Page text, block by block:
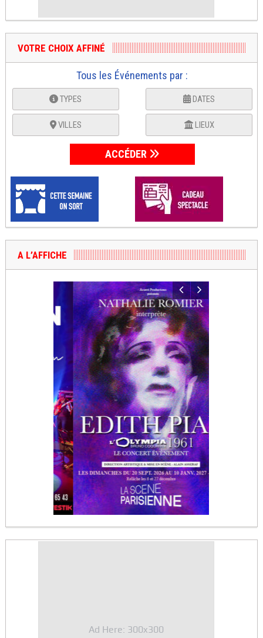
VOTRE CHOIX AFFINÉ
Tous les Événements par :
TYPES DATES
VILLES LIEUX
ACCÉDER
A L’AFFICHE
Ad Here: 300x300